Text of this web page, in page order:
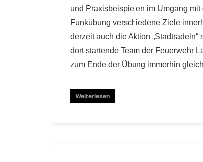
und Praxisbeispielen im Umgang
Funkübung verschiedene Ziele
derzeit auch die Aktion
dort startende Team der Feuerwehr
zum Ende der Übung immerhin
Weiterlesen